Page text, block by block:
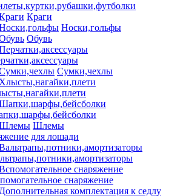
Краги
Носки,гольфы
Обувь
Сумки,чехлы
Шлемы
для лошади
снаряжение